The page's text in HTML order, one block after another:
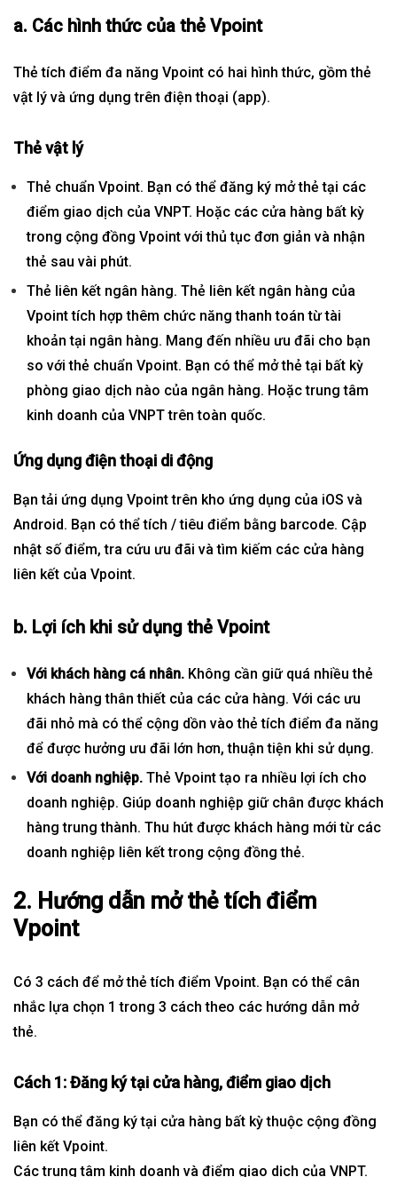
a. Các hình thức của thẻ Vpoint
Thẻ tích điểm đa năng Vpoint có hai hình thức, gồm thẻ
vật lý và ứng dụng trên điện thoại (app).
Thẻ vật lý
Thẻ chuẩn Vpoint. Bạn có thể đăng ký mở thẻ tại các
điểm giao dịch của VNPT. Hoặc các cửa hàng bất kỳ
trong cộng đồng Vpoint với thủ tục đơn giản và nhận
thẻ sau vài phút.
Thẻ liên kết ngân hàng. Thẻ liên kết ngân hàng của
Vpoint tích hợp thêm chức năng thanh toán từ tài
khoản tại ngân hàng. Mang đến nhiều ưu đãi cho bạn
so với thẻ chuẩn Vpoint. Bạn có thể mở thẻ tại bất kỳ
phòng giao dịch nào của ngân hàng. Hoặc trung tâm
kinh doanh của VNPT trên toàn quốc.
Ứng dụng điện thoại di động
Bạn tải ứng dụng Vpoint trên kho ứng dụng của iOS và
Android. Bạn có thể tích / tiêu điểm bằng barcode. Cập
nhật số điểm, tra cứu ưu đãi và tìm kiếm các cửa hàng
liên kết của Vpoint.
b. Lợi ích khi sử dụng thẻ Vpoint
Với khách hàng cá nhân. Không cần giữ quá nhiều thẻ
khách hàng thân thiết của các cửa hàng. Với các ưu
đãi nhỏ mà có thể cộng dồn vào thẻ tích điểm đa năng
để được hưởng ưu đãi lớn hơn, thuận tiện khi sử dụng.
Với doanh nghiệp. Thẻ Vpoint tạo ra nhiều lợi ích cho
doanh nghiệp. Giúp doanh nghiệp giữ chân được khách
hàng trung thành. Thu hút được khách hàng mới từ các
doanh nghiệp liên kết trong cộng đồng thẻ.
2. Hướng dẫn mở thẻ tích điểm
Vpoint
Có 3 cách để mở thẻ tích điểm Vpoint. Bạn có thể cân
nhắc lựa chọn 1 trong 3 cách theo các hướng dẫn mở
thẻ.
Cách 1:Đăng ký tại cửa hàng, điểm giao dịch
Bạn có thể đăng ký tại cửa hàng bất kỳ thuộc cộng đồng
liên kết Vpoint.
Các trung tâm kinh doanh và điểm giao dịch của VNPT.